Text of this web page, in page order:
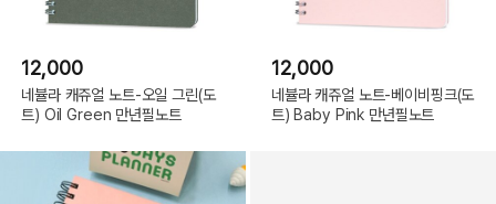
12,000
네뷸라 캐쥬얼 노트-오일 그린(도
트) Oil Green 만년필노트
12,000
네뷸라 캐쥬얼 노트-베이비핑크(도
트) Baby Pink 만년필노트